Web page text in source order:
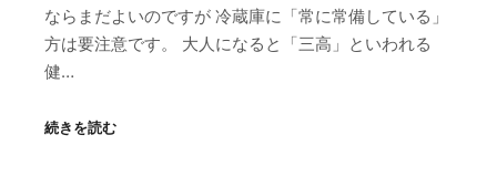
ならまだよいのですが 冷蔵庫に「常に常備している」
方は要注意です。 大人になると「三高」といわれる
健…
続きを読む